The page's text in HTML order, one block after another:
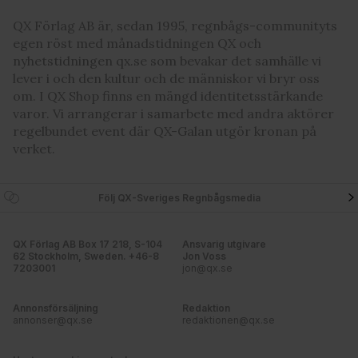
QX Förlag AB är, sedan 1995, regnbågs-communityts
egen röst med månadstidningen QX och
nyhetstidningen qx.se som bevakar det samhälle vi
lever i och den kultur och de människor vi bryr oss
om. I QX Shop finns en mängd identitetsstärkande
varor. Vi arrangerar i samarbete med andra aktörer
regelbundet event där QX-Galan utgör kronan på
verket.
Följ QX-Sveriges Regnbågsmedia
QX Förlag AB Box 17 218, S-104
62 Stockholm, Sweden. +46-8
7203001
Ansvarig utgivare
Jon Voss
jon@qx.se
Annonsförsäljning
annonser@qx.se
Redaktion
redaktionen@qx.se